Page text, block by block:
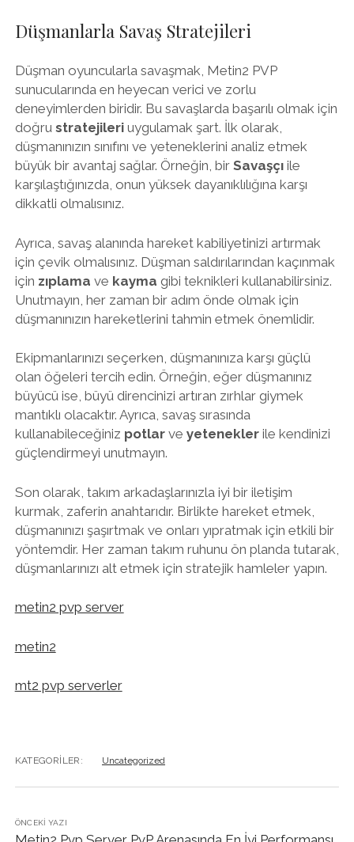
Düşmanlarla Savaş Stratejileri
Düşman oyuncularla savaşmak, Metin2 PVP
sunucularında en heyecan verici ve zorlu
deneyimlerden biridir. Bu savaşlarda başarılı olmak için
doğru stratejileriuygulamak şart. İlk olarak,
düşmanınızın sınıfını ve yeteneklerini analiz etmek
büyük bir avantaj sağlar. Örneğin, bir Savaşçıile
karşılaştığınızda, onun yüksek dayanıklılığına karşı
dikkatli olmalısınız.
Ayrıca, savaş alanında hareket kabiliyetinizi artırmak
için çevik olmalısınız. Düşman saldırılarından kaçınmak
için zıplama ve kayma gibi teknikleri kullanabilirsiniz.
Unutmayın, her zaman bir adım önde olmak için
düşmanınızın hareketlerini tahmin etmek önemlidir.
Ekipmanlarınızı seçerken, düşmanınıza karşı güçlü
olan öğeleri tercih edin. Örneğin, eğer düşmanınız
büyücü ise, büyü direncinizi artıran zırhlar giymek
mantıklı olacaktır. Ayrıca, savaş sırasında
kullanabileceğiniz potlarve yeteneklerile kendinizi
güçlendirmeyi unutmayın.
Son olarak, takım arkadaşlarınızla iyi bir iletişim
kurmak, zaferin anahtarıdır. Birlikte hareket etmek,
düşmanınızı şaşırtmak ve onları yıpratmak için etkili bir
yöntemdir. Her zaman takım ruhunu ön planda tutarak,
düşmanlarınızı alt etmek için stratejik hamleler yapın.
metin2 pvp server
metin2
mt2 pvp serverler
KATEGORILER: Uncategorized
ÖNCEKI YAZI